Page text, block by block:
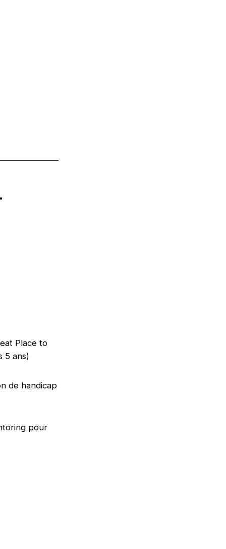
Place to
5 ans)
de handicap
pour